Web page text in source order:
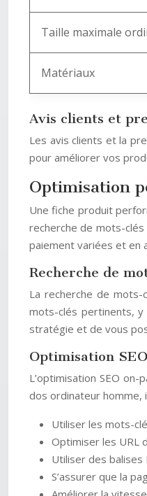
Taille maximale
Matériaux
Avis clients et
Les avis clients et la
pour améliorer vos
Optimisation
Une fiche produit
recherche de mots-
paiement variées et en
Recherche de
La recherche de mots-
mots-clés pertinents, y
stratégie et de vous
Optimisation
L’optimisation SEO
dos ordinateur homme,
Utiliser les mots-
Optimiser les URL
Utiliser des
S’assurer que la